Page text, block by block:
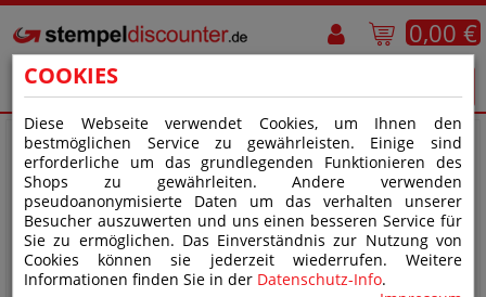
COOKIES
Diese Webseite verwendet Cookies, um Ihnen den
bestmöglichen Service zu gewährleisten. Einige sind
erforderliche um das grundlegenden Funktionieren des
Shops zu gewährleiten. Andere verwenden
pseudoanonymisierte Daten um das verhalten unserer
Besucher auszuwerten und uns einen besseren Service für
Sie zu ermöglichen. Das Einverständnis zur Nutzung von
Cookies können sie jederzeit wiederrufen. Weitere
Informationen finden Sie in der Datenschutz-Info.
0,00 €